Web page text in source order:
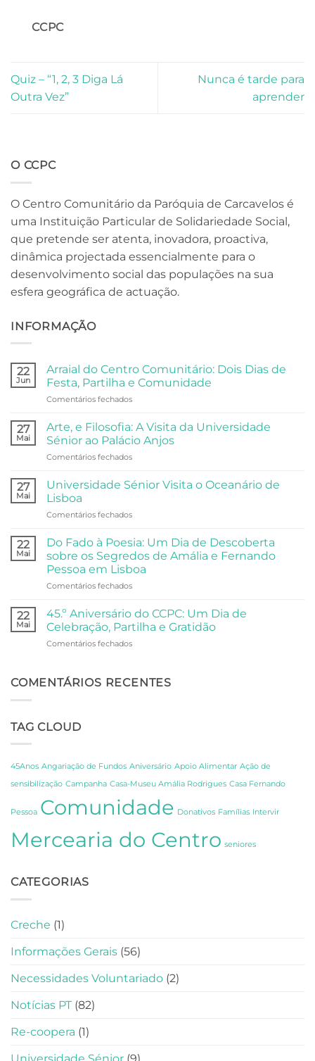
CCPC
Quiz – “1, 2, 3 Diga Lá
Outra Vez”
Nunca é tarde para
aprender
O CCPC
O Centro Comunitário da Paróquia de Carcavelos é
uma Instituição Particular de Solidariedade Social,
que pretende ser atenta, inovadora, proactiva,
dinâmica projectada essencialmente para o
desenvolvimento social das populações na sua
esfera geográfica de actuação.
INFORMAÇÃO
22
Jun
Arraial do Centro Comunitário: Dois Dias de
Festa, Partilha e Comunidade
Comentários fechadosem
do
Centro
Comunitário:
Dois
de
e
27
Mai
Arte, e Filosofia: A Visita da Universidade
Sénior ao Palácio Anjos
Comentários fechadosem
e
Visita
Universidade
Sénior
Palácio
Anjos
27
Mai
Universidade Sénior Visita o Oceanário de
Lisboa
Comentários fechadosem
Sénior
Visita
o
Oceanário
de
22
Mai
Do Fado à Poesia: Um Dia de Descoberta
sobre os Segredos de Amália e Fernando
Pessoa em Lisboa
Comentários fechadosem
Fado
à
Poesia:
Um
Descoberta
Fernando
em
Lisboa
22
Mai
45.º Aniversário do CCPC: Um Dia de
Celebração, Partilha e Gratidão
Comentários fechadosem
do
e
COMENTÁRIOS RECENTES
TAG CLOUD
45Anos Angariação de Fundos Aniversário Apoio Alimentar Ação de
sensibilização Campanha Casa-Museu Amália Rodrigues Casa Fernando
Pessoa Comunidade Donativos Famílias Intervir
Mercearia do Centro seniores
CATEGORIAS
Creche (1)
Informações Gerais (56)
Necessidades Voluntariado (2)
Notícias PT (82)
Re-coopera (1)